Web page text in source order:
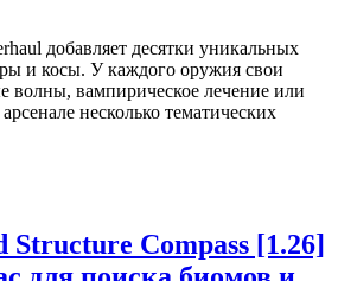
добавляет десятки уникальных
и косы. У каждого оружия свои
волны, вампирическое лечение или
несколько тематических
Compass [1.26]